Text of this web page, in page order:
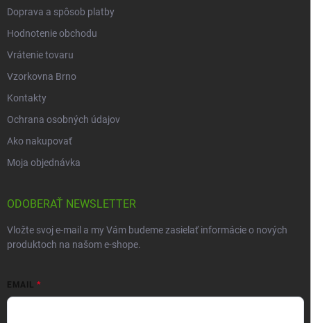
Doprava a spôsob platby
Hodnotenie obchodu
Vrátenie tovaru
Vzorkovna Brno
Kontakty
Ochrana osobných údajov
Ako nakupovať
Moja objednávka
ODOBERAŤ NEWSLETTER
Vložte svoj e-mail a my Vám budeme zasielať informácie o nových
produktoch na našom e-shope.
EMAIL